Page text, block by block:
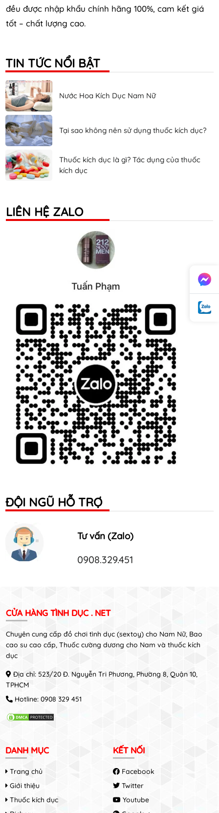
đều được nhập khẩu chính hãng 100%, cam kết giá
tốt – chất lượng cao.
TIN TỨC NỔI BẬT
Nước Hoa Kích Dục Nam Nữ
Tại sao không nên sử dụng thuốc kích dục?
Thuốc kích dục là gì? Tác dụng của thuốc
kích dục
LIÊN HỆ ZALO
ĐỘI NGŨ HỖ TRỢ
Tư vấn (Zalo)
0908.329.451
CỬA HÀNG TÌNH DỤC . NET
Chuyên cung cấp đồ chơi tình dục (sextoy) cho Nam Nữ, Bao
cao su cao cấp, Thuốc cường dương cho Nam và thuốc kích
dục
Địa chỉ: 523/20 Đ. Nguyễn Tri Phương, Phường 8, Quận 10,
TPHCM
Hotline: 0908 329 451
DANH MỤC
Trang chủ
Giới thiệu
Thuốc kích dục
KẾT NỐI
Facebook
Twitter
Youtube